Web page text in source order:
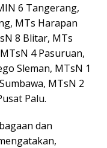
6 Tangerang,
MTs Harapan
8 Blitar, MTs
4 Pasuruan,
Sleman, MTsN 1
MTsN 2
Palu.
dan